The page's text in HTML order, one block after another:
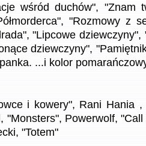
wśród duchów", "Znam
"Rozmowy z
"Lipcowe
dziewczyny",
...i kolor
i kowery", Rani Hania
"Monsters", Powerwolf,
"Totem"